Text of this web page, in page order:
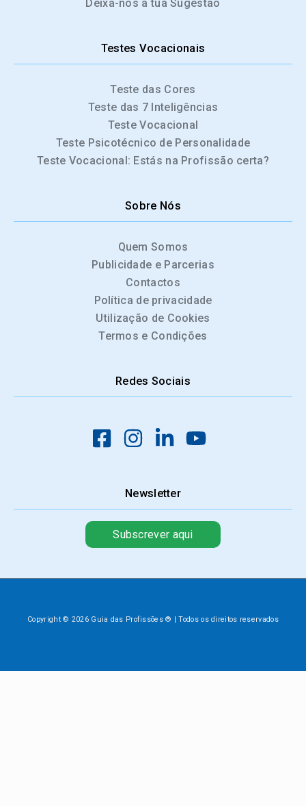
Deixa-nos a tua Sugestão
Testes Vocacionais
Teste das Cores
Teste das 7 Inteligências
Teste Vocacional
Teste Psicotécnico de Personalidade
Teste Vocacional: Estás na Profissão certa?
Sobre Nós
Quem Somos
Publicidade e Parcerias
Contactos
Política de privacidade
Utilização de Cookies
Termos e Condições
Redes Sociais
Newsletter
Subscrever aqui
Copyright © 2026 Guia das Profissões ® | Todos os direitos reservados